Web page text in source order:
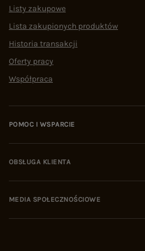
Listy zakupowe
Lista zakupionych produktów
Historia transakcji
Oferty pracy
Współpraca
POMOC I WSPARCIE
OBSŁUGA KLIENTA
MEDIA SPOŁECZNOŚCIOWE